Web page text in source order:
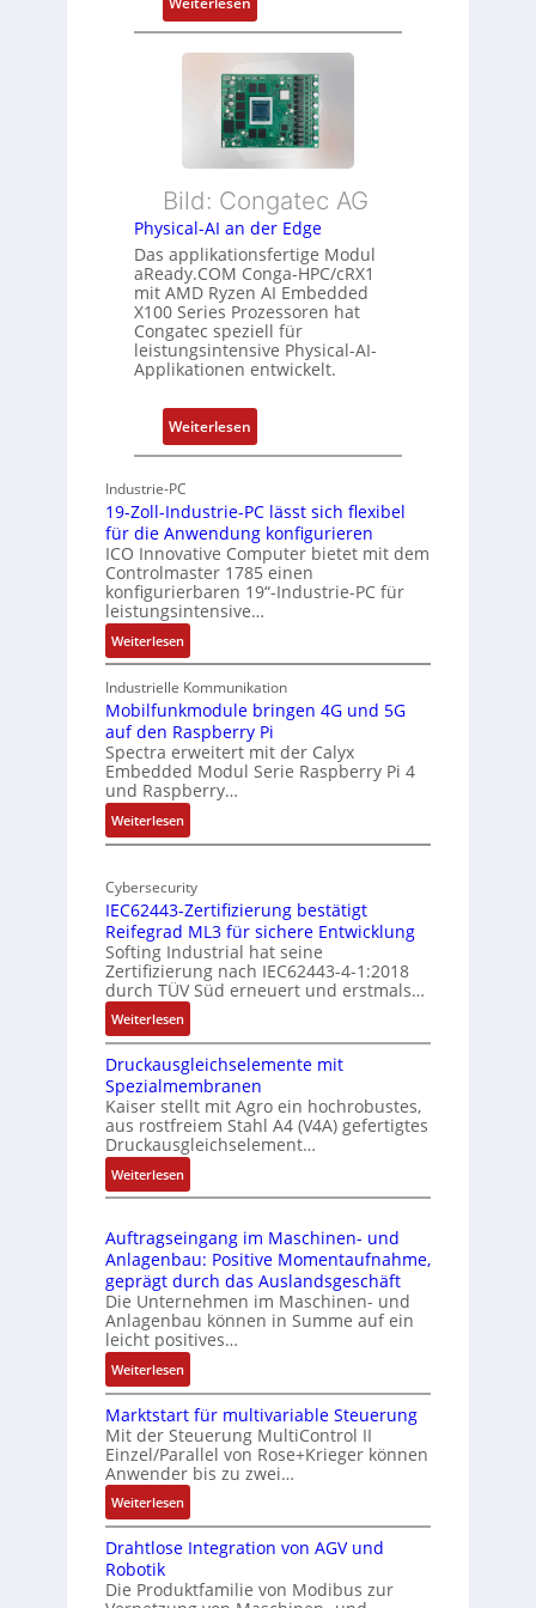
u
s
t
a
n
d
ü
b
e
r
w
a
c
h
u
n
g
ü
r
m
e
h
r
i
s
t
u
n
g
F
l
e
x
i
b
e
E
t
h
e
r
c
a
t
-
A
c
h
i
t
e
r
Bild: Congatec AG
Physical-AI an der Edge
Das applikationsfertige Modul
aReady.COM Conga-HPC/cRX1
mit AMD Ryzen AI Embedded
X100 Series Prozessoren hat
Congatec speziell für
leistungsintensive Physical-AI-
Applikationen entwickelt.
Weiterlesen:
P
s
i
c
a
I
a
n
d
E
g
e
Industrie-PC
19-Zoll-Industrie-PC lässt sich flexibel
für die Anwendung konfigurieren
ICO Innovative Computer bietet mit dem
Controlmaster 1785 einen
konfigurierbaren 19“-Industrie-PC für
leistungsintensive…
Weiterlesen:
1
9
-
Z
o
l
l
-
I
d
u
t
r
i
e
-
P
C
l
ä
s
s
s
i
c
h
f
l
e
x
i
b
e
l
f
ü
r
i
Industrielle Kommunikation
Mobilfunkmodule bringen 4G und 5G
auf den Raspberry Pi
Spectra erweitert mit der Calyx
Embedded Modul Serie Raspberry Pi 4
und Raspberry…
Weiterlesen:
M
b
i
f
u
n
k
m
o
d
u
l
e
b
i
e
n
4
G
u
n
d
5
G
a
u
f
e
Cybersecurity
IEC62443-Zertifizierung bestätigt
Reifegrad ML3 für sichere Entwicklung
Softing Industrial hat seine
Zertifizierung nach IEC62443-4-1:2018
durch TÜV Süd erneuert und erstmals…
Weiterlesen:
I
E
C
6
2
4
4
3
Z
e
r
t
i
i
e
r
n
g
e
Druckausgleichselemente mit
Spezialmembranen
Kaiser stellt mit Agro ein hochrobustes,
aus rostfreiem Stahl A4 (V4A) gefertigtes
Druckausgleichselement…
Weiterlesen:
D
u
c
k
a
u
s
g
l
e
i
c
h
s
e
Auftragseingang im Maschinen- und
Anlagenbau: Positive Momentaufnahme,
geprägt durch das Auslandsgeschäft
Die Unternehmen im Maschinen- und
Anlagenbau können in Summe auf ein
leicht positives…
Weiterlesen:
A
u
f
t
r
a
g
s
i
Marktstart für multivariable Steuerung
Mit der Steuerung MultiControl II
Einzel/Parallel von Rose+Krieger können
Anwender bis zu zwei…
Weiterlesen:
M
a
k
Drahtlose Integration von AGV und
Robotik
Die Produktfamilie von Modibus zur